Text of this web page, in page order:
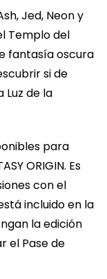
Jed, Neon y
Templo del
fantasía oscura
si de
Luz de la
para
ORIGIN. Es
con el
incluido en la
la edición
el Pase de